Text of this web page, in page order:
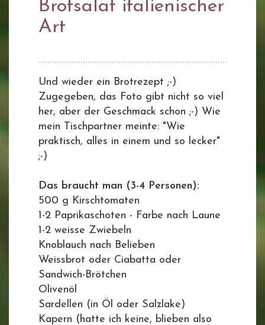
Brotsalat italienischer
Art
Und wieder ein Brotrezept ;-)
Zugegeben, das Foto gibt nicht so viel
her, aber der Geschmack schon ;-) Wie
mein Tischpartner meinte: "Wie
praktisch, alles in einem und so lecker"
;-)
Das braucht man (3-4 Personen):
500 g Kirschtomaten
1-2 Paprikaschoten - Farbe nach Laune
1-2 weisse Zwiebeln
Knoblauch nach Belieben
Weissbrot oder Ciabatta oder
Sandwich-Brötchen
Olivenöl
Sardellen (in Öl oder Salzlake)
Kapern (hatte ich keine, blieben also